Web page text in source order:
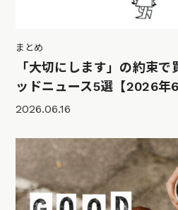
まとめ
「大切にします」の約束
ッドニュース5選【2026年6
2026.06.16